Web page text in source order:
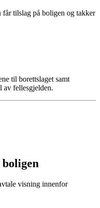
får tilslag på boligen og takker
til borettslaget samt
av fellesgjelden.
visning innenfor